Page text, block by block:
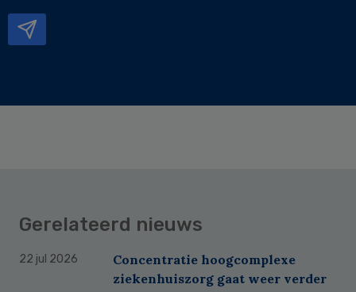
Gerelateerd nieuws
22 jul 2026
Concentratie hoogcomplexe
ziekenhuiszorg gaat weer verder